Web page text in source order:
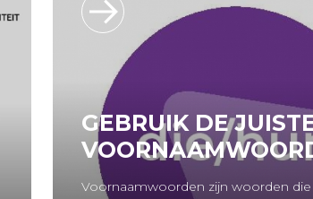
GEBRUIK DE
Voornaamwoorden zijn woorden die